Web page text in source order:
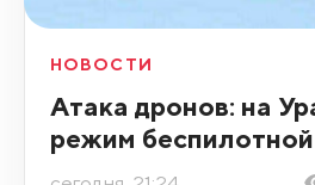
НОВОСТИ
Атака дронов: на
режим